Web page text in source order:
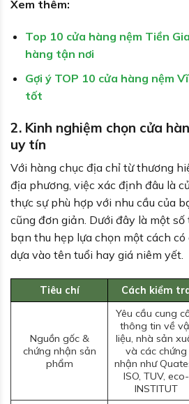
Xem thêm:
Top 10 cửa hàng nệm Tiền
hàng tận nơi
Gợi ý TOP 10 cửa hàng nệm
tốt
2. Kinh nghiệm chọn cửa
uy tín
Với hàng chục địa chỉ từ thương
địa phương, việc xác định đâu là
thực sự phù hợp với nhu cầu của
cũng đơn giản. Dưới đây là một
bạn thu hẹp lựa chọn một cách
dựa vào tên tuổi hay giá niêm yết.
Tiêu chí Cách kiểm
Nguồn gốc &
chứng nhận sản
phẩm
Yêu cầu cung
thông tin về
liệu, nhà sản
và các chứng
nhận như
ISO, TUV, eco-
INSTITUT